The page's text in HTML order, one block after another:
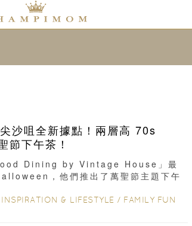
沙咀全新據點！兩層高 70s
下午茶！
Dining by Vintage House」最
，他們推出了萬聖節主題下午
INSPIRATION & LIFESTYLE / FAMILY FUN